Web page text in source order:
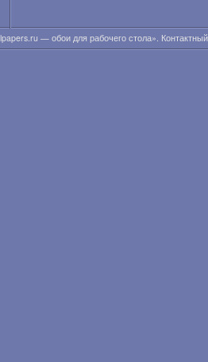
— обои для рабочего стола».